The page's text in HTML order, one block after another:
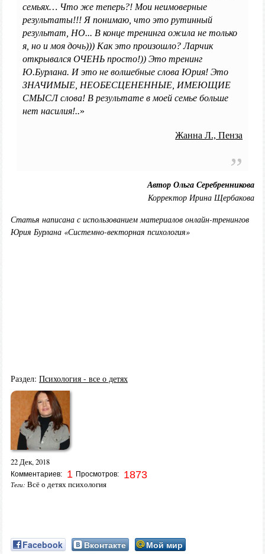
семьях… Что же теперь?! Мои неимоверные
результаты!!! Я понимаю, что это рутинный
результат, НО... В конце тренинга ожила не только
я, но и моя дочь))) Как это произошло? Ларчик
открывался ОЧЕНЬ просто!)) Это тренинг
Ю.Бурлана. И это не волшебные слова Юрия! Это
ЗНАЧИМЫЕ, НЕОБЕСЦЕНЕННЫЕ, ИМЕЮЩИЕ
СМЫСЛ слова! В результате в моей семье больше
нет насилия!..»
Жанна Л., Пенза
Автор Ольга Серебренникова
Корректор Ирина Щербакова
Статья написана с использованием материалов онлайн-тренингов
Юрия Бурлана «Системно-векторная психология»
Раздел: Психология - все о детях
22 Дек, 2018
Комментариев: 1 Просмотров: 1873
Теги: Всё о детях психология
Facebook Вконтакте
Мой мир